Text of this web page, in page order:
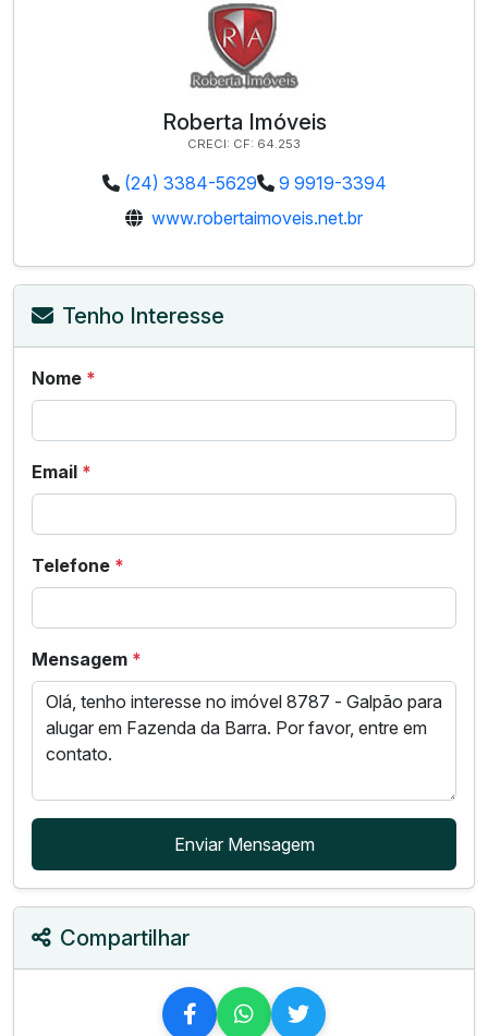
Roberta Imóveis
CRECI: CF: 64.253
(24) 3384-5629
9 9919-3394
www.robertaimoveis.net.br
Tenho Interesse
Nome *
Email *
Telefone *
Mensagem *
Enviar Mensagem
Compartilhar